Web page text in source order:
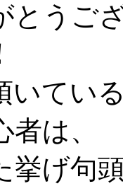
とうご
いてい
は、
挙げ句